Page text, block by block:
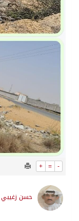
+ = -
حسن زغيبي